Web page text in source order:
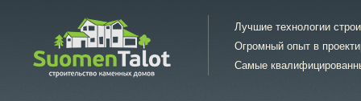
Лучшие технологии
Огромный опыт в
Самые